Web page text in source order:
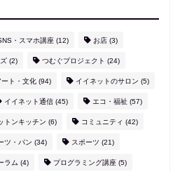
・スマホ講座 (12) お店 (3)
(2) つむぐプロジェクト (24)
ート・文化 (94) イイネットのサロン (5)
イイネット通信 (45) エコ・福祉 (57)
トンキッチン (6) コミュニティ (42)
ツ・パン (34) スポーツ (21)
ラム (4) プログラミング講座 (5)